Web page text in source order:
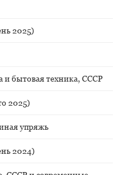
2025)
и бытовая техника, СССР
2025)
упряжь
2024)